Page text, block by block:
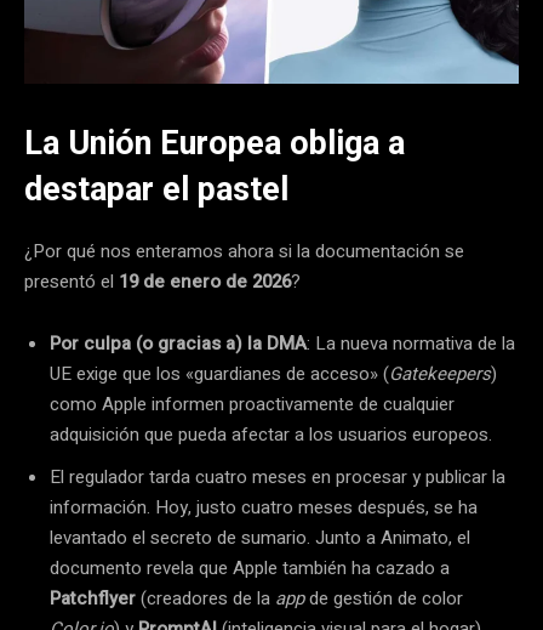
La Unión Europea obliga a
destapar el pastel
¿Por qué nos enteramos ahora si la documentación se
presentó el 19 de enero de 2026?
Por culpa (o gracias a) la DMA: La nueva normativa de la
UE exige que los «guardianes de acceso» (Gatekeepers)
como Apple informen proactivamente de cualquier
adquisición que pueda afectar a los usuarios europeos.
El regulador tarda cuatro meses en procesar y publicar la
información. Hoy, justo cuatro meses después, se ha
levantado el secreto de sumario. Junto a Animato, el
documento revela que Apple también ha cazado a
Patchflyer(creadores de la appde gestión de color